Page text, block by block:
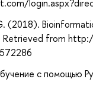
(2018).
Retrieved from
с помощью